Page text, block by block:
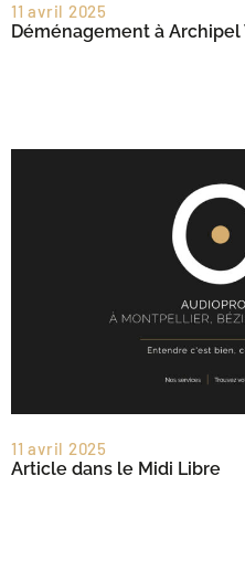
11 avril 2025
Déménagement à Archipel
11 avril 2025
Article dans le Midi Libre